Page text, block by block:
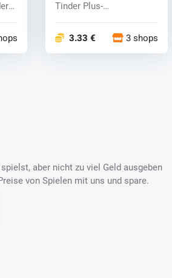
Tinder Plus-
digitale Cod...
3.33 € 3 shops
aber nicht zu viel Geld ausgeben
von Spielen mit uns und spare.